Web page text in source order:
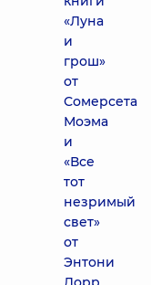
«Луна
и
грош»
от
Сомерсета
Моэма
и
«Все
тот
незримый
свет»
от
Энтони